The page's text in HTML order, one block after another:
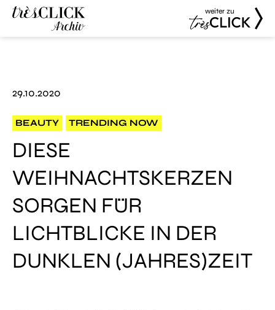
weiter zu
29.10.2020
BEAUTY TRENDING NOW
DIESE
WEIHNACHTSKERZEN
SORGEN FÜR
LICHTBLICKE IN DER
DUNKLEN (JAHRES)ZEIT